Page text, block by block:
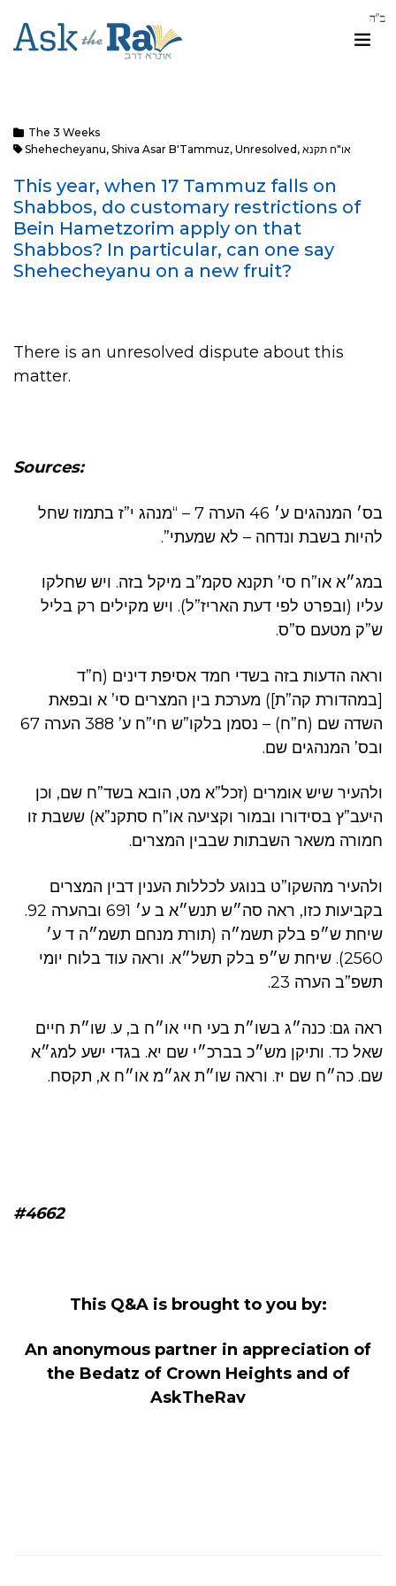
The 3 Weeks
Shehecheyanu, Shiva Asar B'Tammuz, Unresolved , או"ח תקנא
This year, when 17 Tammuz falls on
Shabbos, do customary restrictions of
Bein Hametzorim apply on that
Shabbos? In particular, can one say
Shehecheyanu on a new fruit?
There is an unresolved dispute about this
matter.
Sources:
בס׳ המנהגים ע׳ 46 הערה 7 – “מנהג י”ז בתמוז שחל
להיות בשבת ונדחה – לא שמעתי”.
במג״א או”ח סי’ תקנא סקמ”ב מיקל בזה. ויש שחלקו
עליו (ובפרט לפי דעת האריז”ל). ויש מקילים רק בליל
ש”ק מטעם ס”ס.
וראה הדעות בזה בשדי חמד אסיפת דינים (ח”ד
[במהדורת קה”ת]) מערכת בין המצרים סי’ א ובפאת
השדה שם (ח”ח) – נסמן בלקו”ש חי”ח ע’ 388 הערה 67
ובס’ המנהגים שם.
ולהעיר שיש אומרים (זכל”א מט, הובא בשד”ח שם, וכן
היעב”ץ בסידורו ובמור וקציעה או”ח סתקנ”א) ששבת זו
חמורה משאר השבתות שבבין המצרים.
ולהעיר מהשקו”ט בנוגע לכללות הענין דבין המצרים
בקביעות כזו, ראה סה״ש תנש״א ב ע׳ 691 ובהערה 92.
שיחת ש״פ בלק תשמ״ה (תורת מנחם תשמ״ה ד ע׳
2560). שיחת ש״פ בלק תשל״א. וראה עוד בלוח יומי
תשפ”ב הערה 23.
ראה גם: כנה״ג בשו״ת בעי חיי או״ח ב, ע. שו״ת חיים
שאל כד. ותיקן מש״כ בברכ״י שם יא. בגדי ישע למג״א
שם. כה״ח שם יז. וראה שו״ת אג״מ או״ח א, תקסח.
#4662
This Q&A is brought to you by:
An anonymous partner in appreciation of
the Bedatz of Crown Heights and of
AskTheRav